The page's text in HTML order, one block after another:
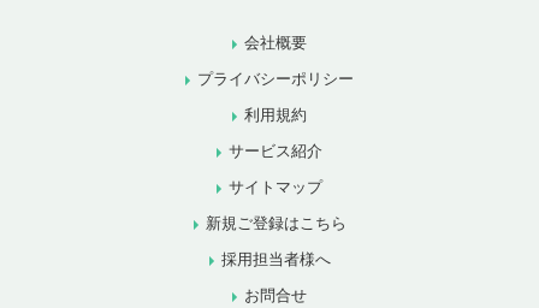
会社概要
プライバシーポリシー
利用規約
サービス紹介
サイトマップ
新規ご登録はこちら
採用担当者様へ
お問合せ